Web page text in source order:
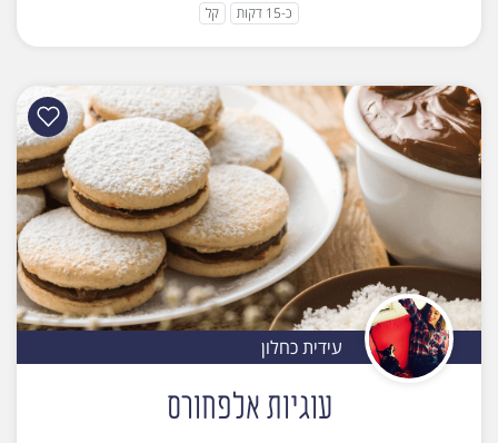
כ-15 דקות קל
עידית כחלון
עוגיות אלפחורס